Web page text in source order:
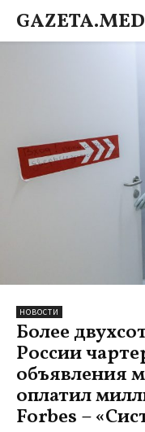
НОВОСТИ
Более
России
объявления
оплатил
Forbes –